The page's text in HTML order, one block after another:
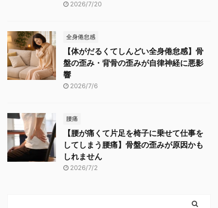
2026/7/20
全身倦怠感
【体がだるくてしんどい全身倦怠感】骨
盤の歪み・背骨の歪みが自律神経に悪影
響
2026/7/6
腰痛
【腰が痛くて片足を椅子に乗せて仕事を
してしまう腰痛】骨盤の歪みが原因かも
しれません
2026/7/2